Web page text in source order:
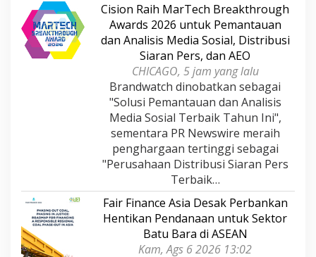
Cision Raih MarTech Breakthrough
Awards 2026 untuk Pemantauan
dan Analisis Media Sosial, Distribusi
Siaran Pers, dan AEO
CHICAGO, 5 jam yang lalu
Brandwatch dinobatkan sebagai
"Solusi Pemantauan dan Analisis
Media Sosial Terbaik Tahun Ini",
sementara PR Newswire meraih
penghargaan tertinggi sebagai
"Perusahaan Distribusi Siaran Pers
Terbaik…
Fair Finance Asia Desak Perbankan
Hentikan Pendanaan untuk Sektor
Batu Bara di ASEAN
Kam, Ags 6 2026 13:02